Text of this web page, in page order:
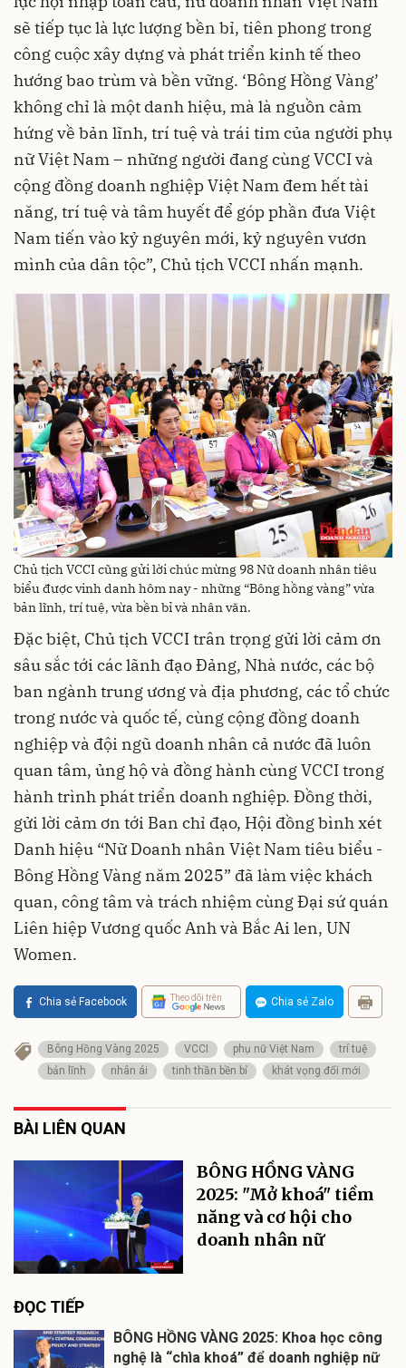
sẽ tiếp tục là lực lượng bền bỉ, tiên phong trong
công cuộc xây dựng và phát triển kinh tế theo
hướng bao trùm và bền vững. ‘Bông Hồng Vàng’
không chỉ là một danh hiệu, mà là nguồn cảm
hứng về bản lĩnh, trí tuệ và trái tim của người phụ
nữ Việt Nam – những người đang cùng VCCI và
cộng đồng doanh nghiệp Việt Nam đem hết tài
năng, trí tuệ và tâm huyết để góp phần đưa Việt
Nam tiến vào kỷ nguyên mới, kỷ nguyên vươn
mình của dân tộc”, Chủ tịch VCCI nhấn mạnh.
Chủ tịch VCCI cũng gửi lời chúc mừng 98 Nữ doanh nhân tiêu
biểu được vinh danh hôm nay - những “Bông hồng vàng” vừa
bản lĩnh, trí tuệ, vừa bền bỉ và nhân văn.
Đặc biệt, Chủ tịch VCCI trân trọng gửi lời cảm ơn
sâu sắc tới các lãnh đạo Đảng, Nhà nước, các bộ
ban ngành trung ương và địa phương, các tổ chức
trong nước và quốc tế, cùng cộng đồng doanh
nghiệp và đội ngũ doanh nhân cả nước đã luôn
quan tâm, ủng hộ và đồng hành cùng VCCI trong
hành trình phát triển doanh nghiệp. Đồng thời,
gửi lời cảm ơn tới Ban chỉ đạo, Hội đồng bình xét
Danh hiệu “Nữ Doanh nhân Việt Nam tiêu biểu -
Bông Hồng Vàng năm 2025” đã làm việc khách
quan, công tâm và trách nhiệm cùng Đại sứ quán
Liên hiệp Vương quốc Anh và Bắc Ai len, UN
Women.
Chia sẻ Facebook Theo dõi trên Chia sẻ Zalo
Bông Hồng Vàng 2025 VCCI phụ nữ Việt Nam
trí tuệ
bản lĩnh
nhân ái tinh thần bền bỉ khát vọng đổi mới
BÀI LIÊN QUAN
BÔNG HỒNG VÀNG
2025: "Mở khoá" tiềm
năng và cơ hội cho
doanh nhân nữ
ĐỌC TIẾP
BÔNG HỒNG VÀNG 2025: Khoa học công
nghệ là “chìa khoá” để doanh nghiệp nữ